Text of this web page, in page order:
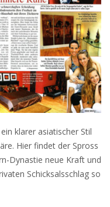
klarer asiatischer Stil
Hier findet der Spross
Dynastie neue Kraft und
Schicksalsschlag so